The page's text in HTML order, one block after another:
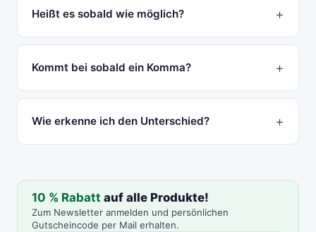
Heißt es sobald wie möglich?
Kommt bei sobald ein Komma?
Wie erkenne ich den Unterschied?
10 % Rabatt auf alle Produkte!
Zum Newsletter anmelden und persönlichen
Gutscheincode per Mail erhalten.